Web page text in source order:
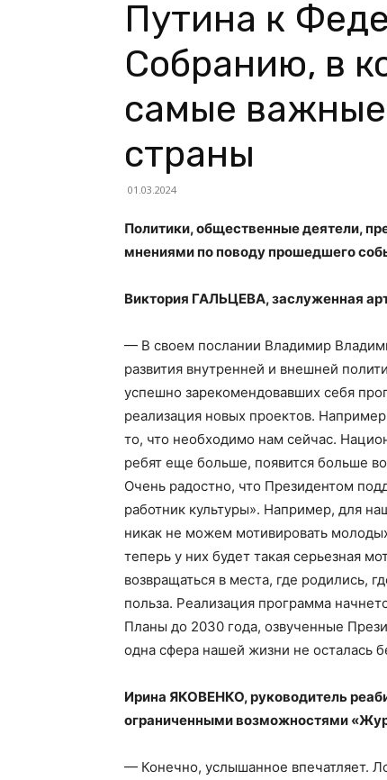
Путина к
Собранию, в
самые
страны
01.03.2024
Политики, общественные деятели,
мнениями по поводу прошедшего
Виктория ГАЛЬЦЕВА, заслуженная
— В своем послании Владимир
развития внутренней и внешней
успешно зарекомендовавших себя
реализация новых проектов.
то, что необходимо нам сейчас.
ребят еще больше, появится больше
Очень радостно, что Президентом
работник культуры». Например, для
никак не можем мотивировать
теперь у них будет такая серьезная
возвращаться в места, где родились,
польза. Реализация программа
Планы до 2030 года, озвученные
одна сфера нашей жизни не осталась
Ирина ЯКОВЕНКО, руководитель
ограниченными возможностями
— Конечно, услышанное впечатляет.